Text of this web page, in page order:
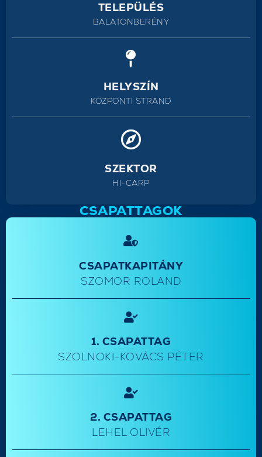
TELEPÜLÉS
BALATONBERÉNY
HELYSZÍN
KÖZPONTI STRAND
SZEKTOR
HI-CARP
CSAPATTAGOK
CSAPATKAPITÁNY
SZOMOR ROLAND
1. CSAPATTAG
SZOLNOKI-KOVÁCS PÉTER
2. CSAPATTAG
LEHEL OLIVÉR